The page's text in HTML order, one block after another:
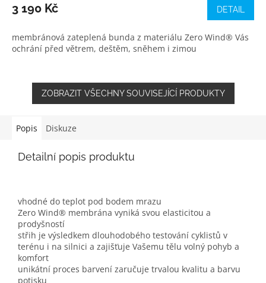
3 190 Kč DETAIL
membránová zateplená bunda z materiálu Zero Wind® Vás
ochrání před větrem, deštěm, sněhem i zimou
ZOBRAZIT VŠECHNY SOUVISEJÍCÍ PRODUKTY
Popis Diskuze
Detailní popis produktu
vhodné do teplot pod bodem mrazu
Zero Wind® membrána vyniká svou elasticitou a
prodyšností
střih je výsledkem dlouhodobého testování cyklistů v
terénu i na silnici a zajišťuje Vašemu tělu volný pohyb a
komfort
unikátní proces barvení zaručuje trvalou kvalitu a barvu
potisku